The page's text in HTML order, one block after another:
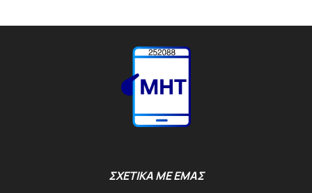
ΣΧΕΤΙΚΑ ΜΕ ΕΜΑΣ